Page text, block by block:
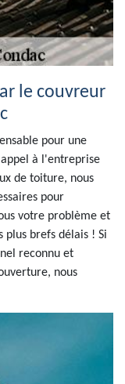
le couvreur
pour une
à l'entreprise
de toiture, nous
pour
votre problème et
plus brefs délais ! Si
reconnu et
nous